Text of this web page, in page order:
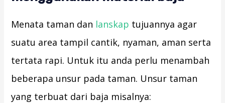
Menata taman dan lanskap tujuannya agar
suatu area tampil cantik, nyaman, aman serta
tertata rapi. Untuk itu anda perlu menambah
beberapa unsur pada taman. Unsur taman
yang terbuat dari baja misalnya: